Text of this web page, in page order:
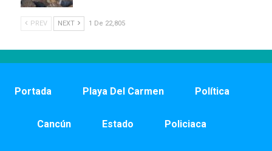
PREV NEXT 1 De 22,805
Portada Playa Del Carmen Política
Cancún Estado Policiaca